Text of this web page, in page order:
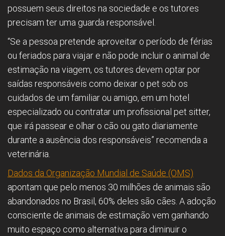
possuem seus direitos na sociedade e os tutores
precisam ter uma guarda responsável.
“Se a pessoa pretende aproveitar o período de férias
ou feriados para viajar e não pode incluir o animal de
estimação na viagem, os tutores devem optar por
saídas responsáveis como deixar o pet sob os
cuidados de um familiar ou amigo, em um hotel
especializado ou contratar um profissional pet sitter,
que irá passear e olhar o cão ou gato diariamente
durante a ausência dos responsáveis” recomenda a
veterinária.
Dados da Organização Mundial de Saúde (OMS)
apontam que pelo menos 30 milhões de animais são
abandonados no Brasil, 60% deles são cães. A adoção
consciente de animais de estimação vem ganhando
muito espaço como alternativa para diminuir o